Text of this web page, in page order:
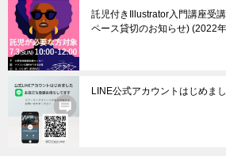
託児付きIllustrator入門講座受
ペース貸切のお知らせ) 2022
LINE公式アカウントはじめまし